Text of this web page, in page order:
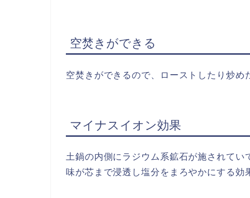
空焚きができる
空焚きができるので、ローストしたり炒め
マイナスイオン効果
土鍋の内側にラジウム系鉱石が施されてい
味が芯まで浸透し塩分をまろやかにする効